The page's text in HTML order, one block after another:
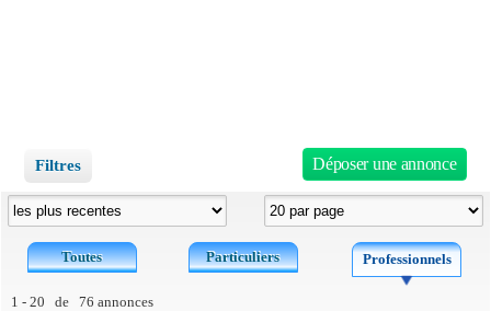
Filtres Déposer une annonce
Toutes Particuliers Professionnels
1 - 20 de 76 annonces